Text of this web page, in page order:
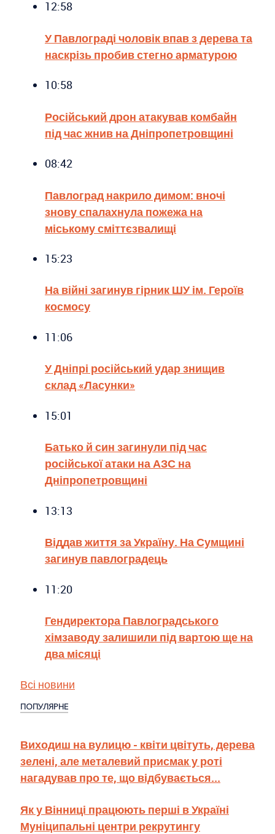
12:58
У Павлограді чоловік впав з дерева та
наскрізь пробив стегно арматурою
10:58
Російський дрон атакував комбайн
під час жнив на Дніпропетровщині
08:42
Павлоград накрило димом: вночі
знову спалахнула пожежа на
міському сміттєзвалищі
15:23
На війні загинув гірник ШУ ім. Героїв
космосу
11:06
У Дніпрі російський удар знищив
склад «Ласунки»
15:01
Батько й син загинули під час
російської атаки на АЗС на
Дніпропетровщині
13:13
Віддав життя за Україну. На Сумщині
загинув павлоградець
11:20
Гендиректора Павлоградського
хімзаводу залишили під вартою ще на
два місяці
Всі новини
ПОПУЛЯРНЕ
Виходиш на вулицю - квіти цвітуть, дерева
зелені, але металевий присмак у роті
нагадував про те, що відбувається...
Як у Вінниці працюють перші в Україні
Муніципальні центри рекрутингу